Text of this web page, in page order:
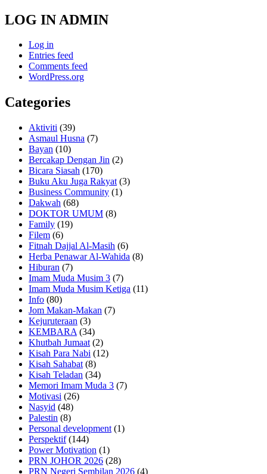
LOG IN ADMIN
Log in
Entries feed
Comments feed
WordPress.org
Categories
Aktiviti (39)
Asmaul Husna (7)
Bayan (10)
Bercakap Dengan Jin (2)
Bicara Siasah (170)
Buku Aku Juga Rakyat (3)
Business Community (1)
Dakwah (68)
DOKTOR UMUM (8)
Family (19)
Filem (6)
Fitnah Dajjal Al-Masih (6)
Herba Penawar Al-Wahida (8)
Hiburan (7)
Imam Muda Musim 3 (7)
Imam Muda Musim Ketiga (11)
Info (80)
Jom Makan-Makan (7)
Kejuruteraan (3)
KEMBARA (34)
Khutbah Jumaat (2)
Kisah Para Nabi (12)
Kisah Sahabat (8)
Kisah Teladan (34)
Memori Imam Muda 3 (7)
Motivasi (26)
Nasyid (48)
Palestin (8)
Personal development (1)
Perspektif(144)
Power Motivation (1)
PRN JOHOR 2026 (28)
PRN Negeri Sembilan 2026 (4)